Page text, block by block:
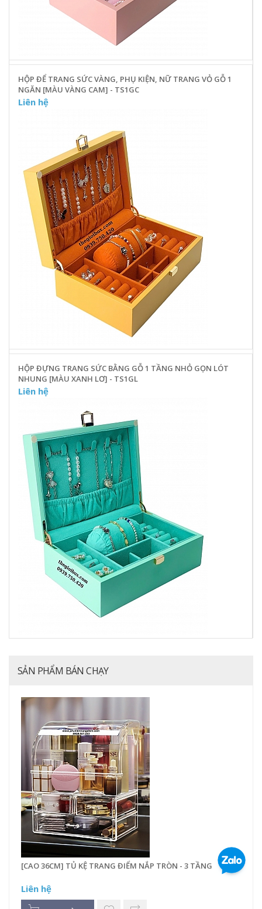
HỘP ĐỂ TRANG SỨC VÀNG, PHỤ KIỆN, NỮ TRANG VỎ GỖ 1
NGĂN [MÀU VÀNG CAM] - TS1GC
Liên hệ
HỘP ĐỰNG TRANG SỨC BẰNG GỖ 1 TẦNG NHỎ GỌN LÓT
NHUNG [MÀU XANH LƠ] - TS1GL
Liên hệ
SẢN PHẨM BÁN CHẠY
[CAO 36CM] TỦ KỆ TRANG ĐIỂM NẮP TRÒN - 3 TẦNG
Liên hệ